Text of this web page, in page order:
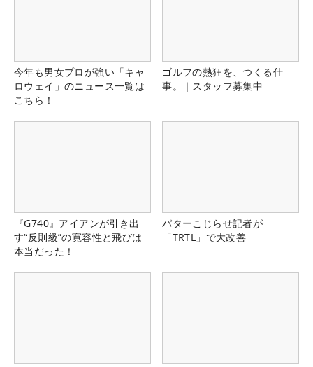
今年も男女プロが強い「キャ
ロウェイ」のニュース一覧は
こちら！
ゴルフの熱狂を、つくる仕
事。｜スタッフ募集中
『G740』アイアンが引き出
す“反則級”の寛容性と飛びは
本当だった！
パターこじらせ記者が
「TRTL」で大改善